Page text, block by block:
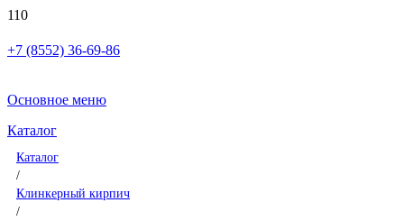
+7 (8552) 36-69-86
Основное меню
Каталог
Каталог
/
Клинкерный кирпич
/